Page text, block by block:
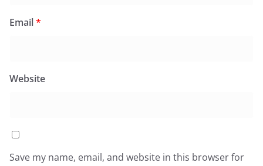
Email*
Website
Save my name, email, and website in this browser for